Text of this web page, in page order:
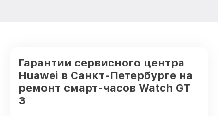
Гарантии сервисного центра
Huawei в Санкт-Петербурге на
ремонт смарт-часов Watch GT
3